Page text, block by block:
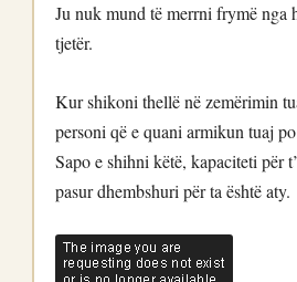
Ju nuk mund të merrni frymë nga
tjetër.
Kur shikoni thellë në zemërimin
personi që e quani armikun tuaj
Sapo e shihni këtë, kapaciteti për
pasur dhembshuri për ta është aty.